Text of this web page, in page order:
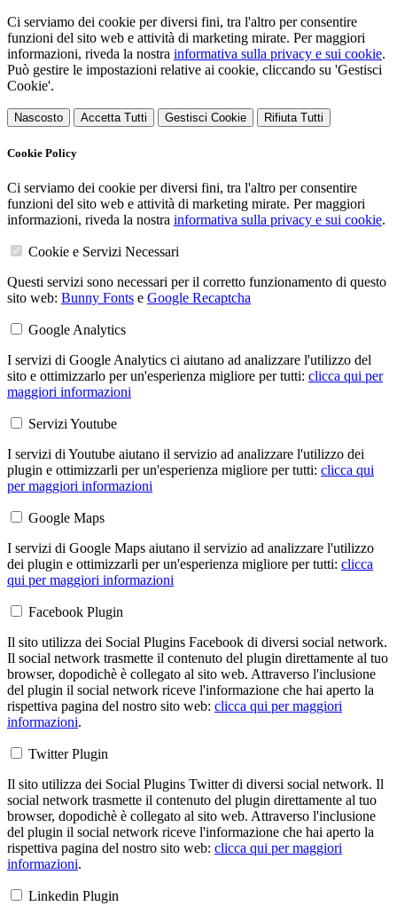
Ci serviamo dei cookie per diversi fini, tra l'altro per consentire
funzioni del sito web e attività di marketing mirate. Per maggiori
informazioni, riveda la nostra informativa sulla privacy e sui cookie.
Può gestire le impostazioni relative ai cookie, cliccando su 'Gestisci
Cookie'.
Nascosto Accetta Tutti Gestisci Cookie Rifiuta Tutti
Cookie Policy
Ci serviamo dei cookie per diversi fini, tra l'altro per consentire
funzioni del sito web e attività di marketing mirate. Per maggiori
informazioni, riveda la nostra informativa sulla privacy e sui cookie.
Cookie e Servizi Necessari
Questi servizi sono necessari per il corretto funzionamento di questo
sito web: Bunny Fonts e Google Recaptcha
Google Analytics
I servizi di Google Analytics ci aiutano ad analizzare l'utilizzo del
sito e ottimizzarlo per un'esperienza migliore per tutti: clicca qui per
maggiori informazioni
Servizi Youtube
I servizi di Youtube aiutano il servizio ad analizzare l'utilizzo dei
plugin e ottimizzarli per un'esperienza migliore per tutti: clicca qui
per maggiori informazioni
Google Maps
I servizi di Google Maps aiutano il servizio ad analizzare l'utilizzo
dei plugin e ottimizzarli per un'esperienza migliore per tutti: clicca
qui per maggiori informazioni
Facebook Plugin
Il sito utilizza dei Social Plugins Facebook di diversi social network.
Il social network trasmette il contenuto del plugin direttamente al tuo
browser, dopodichè è collegato al sito web. Attraverso l'inclusione
del plugin il social network riceve l'informazione che hai aperto la
rispettiva pagina del nostro sito web: clicca qui per maggiori
informazioni.
Twitter Plugin
Il sito utilizza dei Social Plugins Twitter di diversi social network. Il
social network trasmette il contenuto del plugin direttamente al tuo
browser, dopodichè è collegato al sito web. Attraverso l'inclusione
del plugin il social network riceve l'informazione che hai aperto la
rispettiva pagina del nostro sito web: clicca qui per maggiori
informazioni.
Linkedin Plugin